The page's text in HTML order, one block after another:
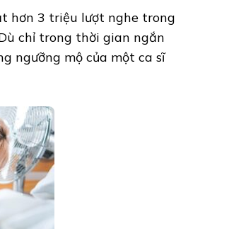
hơn 3 triệu lượt nghe trong
chỉ trong thời gian ngắn
ngưỡng mộ của một ca sĩ